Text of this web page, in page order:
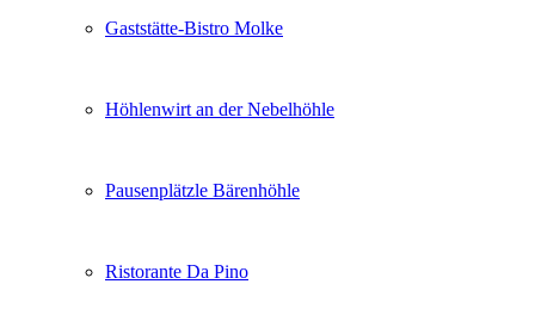
Gaststätte-Bistro Molke
Höhlenwirt an der Nebelhöhle
Pausenplätzle Bärenhöhle
Ristorante Da Pino